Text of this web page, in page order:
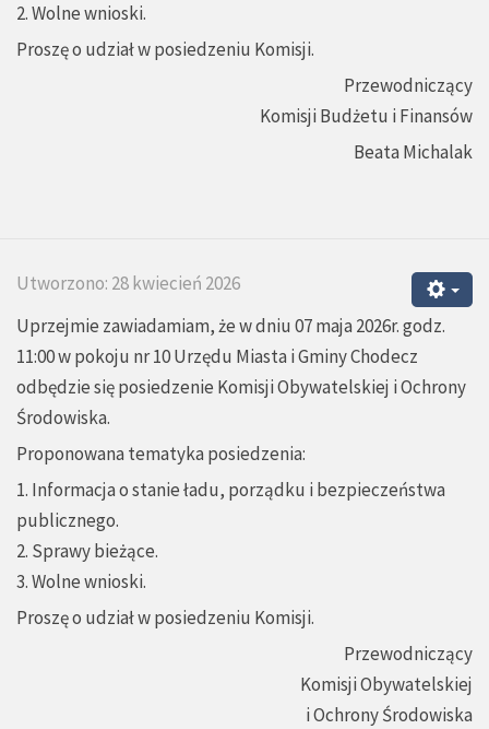
2. Wolne wnioski.
Proszę o udział w posiedzeniu Komisji.
Przewodniczący
Komisji Budżetu i Finansów
Beata Michalak
Utworzono: 28 kwiecień 2026
Uprzejmie zawiadamiam, że w dniu 07 maja 2026r. godz.
11:00 w pokoju nr 10 Urzędu Miasta i Gminy Chodecz
odbędzie się posiedzenie Komisji Obywatelskiej i Ochrony
Środowiska.
Proponowana tematyka posiedzenia:
1. Informacja o stanie ładu, porządku i bezpieczeństwa
publicznego.
2. Sprawy bieżące.
3. Wolne wnioski.
Proszę o udział w posiedzeniu Komisji.
Przewodniczący
Komisji Obywatelskiej
i Ochrony Środowiska